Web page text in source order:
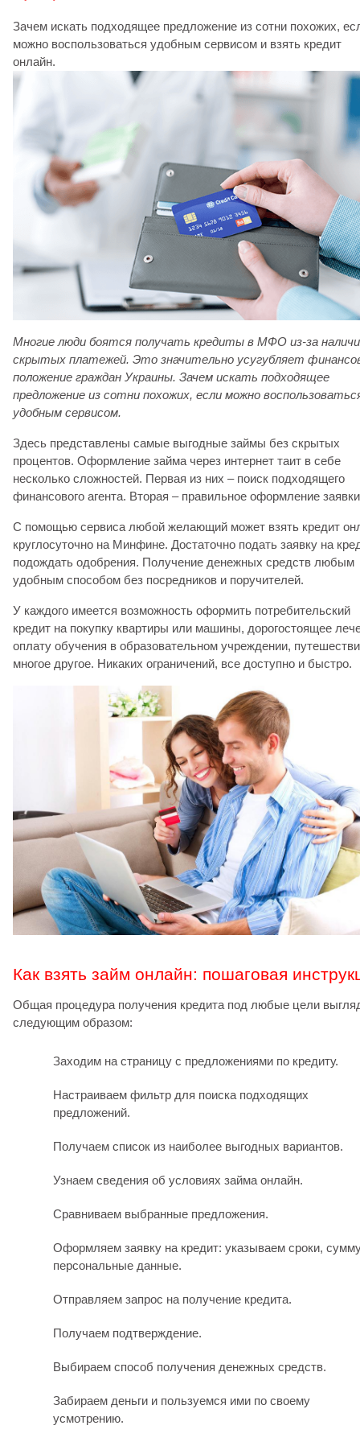
Зачем искать подходящее предложение из сотни похожих,
можно воспользоваться удобным сервисом и взять кредит
онлайн.
Многие люди боятся получать кредиты в МФО из-за
скрытых платежей. Это значительно усугубляет
положение граждан Украины. Зачем искать подходящее
предложение из сотни похожих, если можно
удобным сервисом.
Здесь представлены самые выгодные займы без скрытых
процентов. Оформление займа через интернет таит в себе
несколько сложностей. Первая из них – поиск подходящего
финансового агента. Вторая – правильное оформление
С помощью сервиса любой желающий может взять кредит
круглосуточно на Минфине. Достаточно подать заявку на
подождать одобрения. Получение денежных средств любым
удобным способом без посредников и поручителей.
У каждого имеется возможность оформить потребительский
кредит на покупку квартиры или машины, дорогостоящее
оплату обучения в образовательном учреждении,
многое другое. Никаких ограничений, все доступно и быстро.
Как взять займ онлайн: пошаговая
Общая процедура получения кредита под любые цели
следующим образом:
Заходим на страницу с предложениями по кредиту.
Настраиваем фильтр для поиска подходящих
предложений.
Получаем список из наиболее выгодных вариантов.
Узнаем сведения об условиях займа онлайн.
Сравниваем выбранные предложения.
Оформляем заявку на кредит: указываем сроки,
персональные данные.
Отправляем запрос на получение кредита.
Получаем подтверждение.
Выбираем способ получения денежных средств.
Забираем деньги и пользуемся ими по своему
усмотрению.